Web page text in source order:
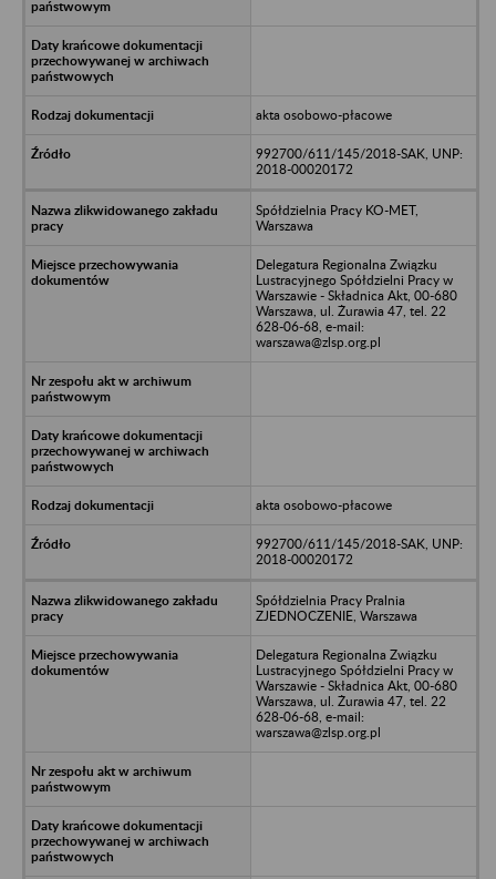
akta osobowo-płacowe
992700/611/145/2018-SAK, UNP:
2018-00020172
Spółdzielnia Pracy KO-MET,
Warszawa
Delegatura Regionalna Związku
Lustracyjnego Spółdzielni Pracy w
Warszawie - Składnica Akt, 00-680
Warszawa, ul. Żurawia 47, tel. 22
628-06-68, e-mail:
warszawa@zlsp.org.pl
akta osobowo-płacowe
992700/611/145/2018-SAK, UNP:
2018-00020172
Spółdzielnia Pracy Pralnia
ZJEDNOCZENIE, Warszawa
Delegatura Regionalna Związku
Lustracyjnego Spółdzielni Pracy w
Warszawie - Składnica Akt, 00-680
Warszawa, ul. Żurawia 47, tel. 22
628-06-68, e-mail:
warszawa@zlsp.org.pl